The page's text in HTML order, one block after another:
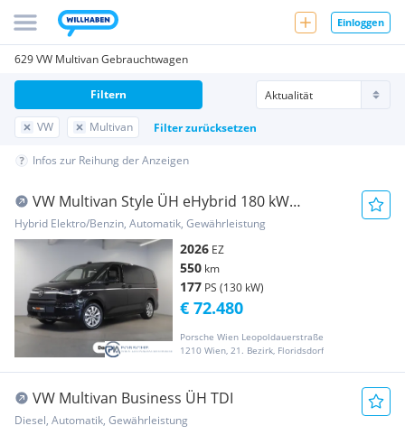
Einloggen
629 VW Multivan Gebrauchtwagen
VW Multivan Filter zurücksetzen
Filtern
Infos zur Reihung der Anzeigen
VW Multivan Style ÜH eHybrid 180 kW
4MOTION
Hybrid Elektro/Benzin, Automatik, Gewährleistung
2026 EZ
550 km
177 PS (130 kW)
Porsche Wien Leopoldauerstraße
1210 Wien, 21. Bezirk, Floridsdorf
€ 72.480
VW Multivan Business ÜH TDI
Diesel, Automatik, Gewährleistung